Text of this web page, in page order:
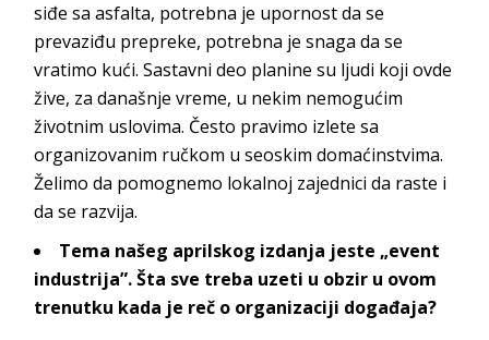
siđe sa asfalta, potrebna je upornost da se
prevaziđu prepreke, potrebna je snaga da se
vratimo kući. Sastavni deo planine su ljudi koji ovde
žive, za današnje vreme, u nekim nemogućim
životnim uslovima. Često pravimo izlete sa
organizovanim ručkom u seoskim domaćinstvima.
Želimo da pomognemo lokalnoj zajednici da raste i
da se razvija.
Tema našeg aprilskog izdanja jeste „event
industrija”. Šta sve treba uzeti u obzir u ovom
trenutku kada je reč o organizaciji događaja?